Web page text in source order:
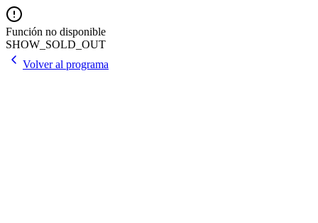
Función no disponible
SHOW_SOLD_OUT
Volver al programa